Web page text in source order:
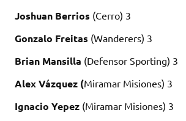
Joshuan Berrios (Cerro) 3
Gonzalo Freitas (Wanderers) 3
Brian Mansilla (Defensor Sporting) 3
Alex Vázquez (Miramar Misiones) 3
Ignacio Yepez (Miramar Misiones) 3